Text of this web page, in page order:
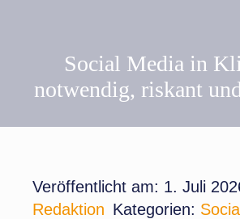
Social Media in
notwendig, riskant
Veröffentlicht am: 1. Juli
Redaktion Kategorien: